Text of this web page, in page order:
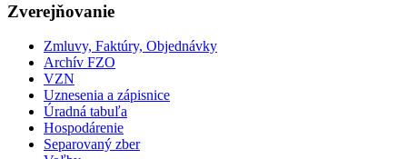
Zverejňovanie
Zmluvy, Faktúry, Objednávky
Archív FZO
VZN
Uznesenia a zápisnice
Úradná tabuľa
Hospodárenie
Separovaný zber